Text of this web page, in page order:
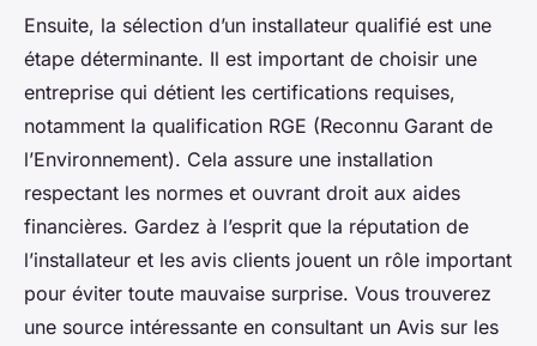
Ensuite, la sélection d’un installateur qualifié est une
étape déterminante. Il est important de choisir une
entreprise qui détient les certifications requises,
notamment la qualification RGE (Reconnu Garant de
l’Environnement). Cela assure une installation
respectant les normes et ouvrant droit aux aides
financières. Gardez à l’esprit que la réputation de
l’installateur et les avis clients jouent un rôle important
pour éviter toute mauvaise surprise. Vous trouverez
une source intéressante en consultant un Avis sur les